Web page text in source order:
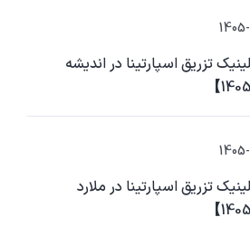
تزریق اسپارتینا در اندیشه
تزریق اسپارتینا در ملارد